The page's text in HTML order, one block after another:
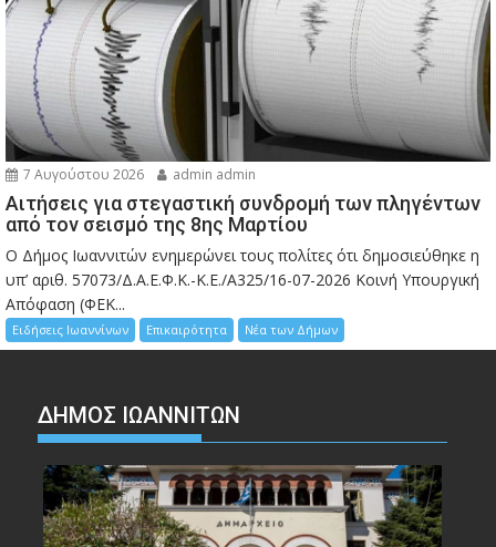
7 Αυγούστου 2026 admin admin
Αιτήσεις για στεγαστική συνδρομή των πληγέντων
από τον σεισμό της 8ης Μαρτίου
Ο Δήμος Ιωαννιτών ενημερώνει τους πολίτες ότι δημοσιεύθηκε η
υπ’ αριθ. 57073/Δ.Α.Ε.Φ.Κ.-Κ.Ε./Α325/16-07-2026 Κοινή Υπουργική
Απόφαση (ΦΕΚ...
Ειδήσεις Ιωαννίνων Επικαιρότητα Νέα των Δήμων
ΔΗΜΟΣ ΙΩΑΝΝΙΤΩΝ